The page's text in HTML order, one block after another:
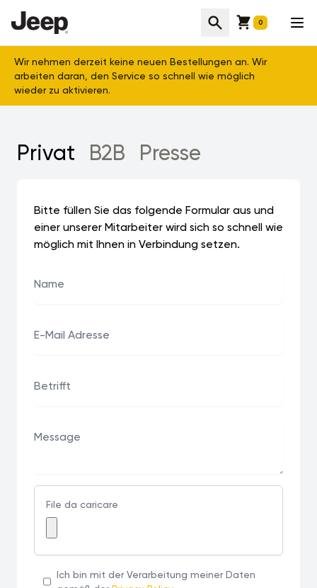
SucheCart 0
Wir nehmen derzeit keine neuen Bestellungen an. Wir
arbeiten daran, den Service so schnell wie möglich
wieder zu aktivieren.
Privat B2B Presse
Bitte füllen Sie das folgende Formular aus und
einer unserer Mitarbeiter wird sich so schnell wie
möglich mit Ihnen in Verbindung setzen.
File da caricare
Ich bin mit der Verarbeitung meiner Daten